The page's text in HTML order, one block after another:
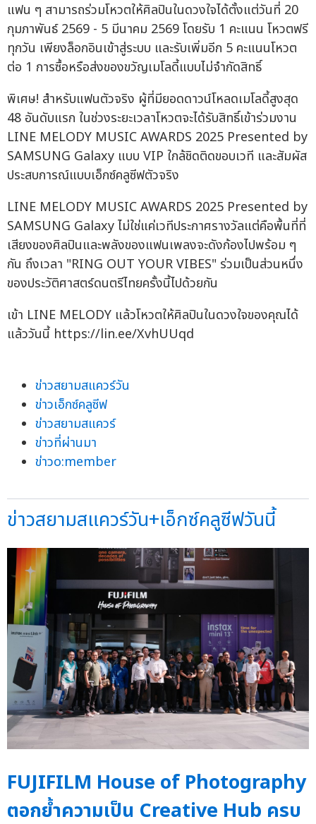
แฟน ๆ สามารถร่วมโหวตให้ศิลปินในดวงใจได้ตั้งแต่วันที่ 20
กุมภาพันธ์ 2569 - 5 มีนาคม 2569 โดยรับ 1 คะแนน โหวตฟรี
ทุกวัน เพียงล็อกอินเข้าสู่ระบบ และรับเพิ่มอีก 5 คะแนนโหวต
ต่อ 1 การซื้อหรือส่งของขวัญเมโลดี้แบบไม่จำกัดสิทธิ์
พิเศษ! สำหรับแฟนตัวจริง ผู้ที่มียอดดาวน์โหลดเมโลดี้สูงสุด
48 อันดับแรก ในช่วงระยะเวลาโหวตจะได้รับสิทธิ์เข้าร่วมงาน
LINE MELODY MUSIC AWARDS 2025 Presented by
SAMSUNG Galaxy แบบ VIP ใกล้ชิดติดขอบเวที และสัมผัส
ประสบการณ์แบบเอ็กซ์คลูซีฟตัวจริง
LINE MELODY MUSIC AWARDS 2025 Presented by
SAMSUNG Galaxy ไม่ใช่แค่เวทีประกาศรางวัลแต่คือพื้นที่ที่
เสียงของศิลปินและพลังของแฟนเพลงจะดังก้องไปพร้อม ๆ
กัน ถึงเวลา "RING OUT YOUR VIBES" ร่วมเป็นส่วนหนึ่ง
ของประวัติศาสตร์ดนตรีไทยครั้งนี้ไปด้วยกัน
เข้า LINE MELODY แล้วโหวตให้ศิลปินในดวงใจของคุณได้
แล้ววันนี้ https://lin.ee/XvhUUqd
ข่าวสยามสแควร์วัน
ข่าวเอ็กซ์คลูซีฟ
ข่าวสยามสแควร์
ข่าวที่ผ่านมา
ข่าวo:member
ข่าวสยามสแควร์วัน+เอ็กซ์คลูซีฟวันนี้
FUJIFILM House of Photography
ตอกย้ำความเป็น Creative Hub ครบ